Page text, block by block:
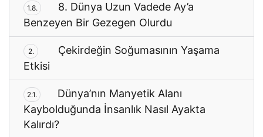
1.8.
8. Dünya Uzun Vadede Ay’a
Benzeyen Bir Gezegen Olurdu
2.
Çekirdeğin Soğumasının Yaşama
Etkisi
2.1.
Dünya’nın Manyetik Alanı
Kaybolduğunda İnsanlık Nasıl Ayakta
Kalırdı?